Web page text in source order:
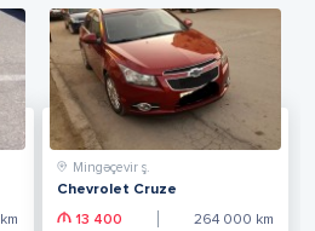
km
Mingəçevir ş.
Chevrolet Cruze
13 400 264 000 km